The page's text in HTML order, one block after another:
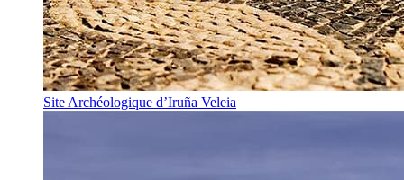
Site Archéologique d’Iruña Veleia